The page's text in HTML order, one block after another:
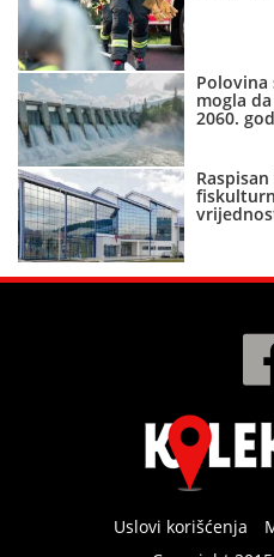
mogla
2060.
Uslovi korišćenja